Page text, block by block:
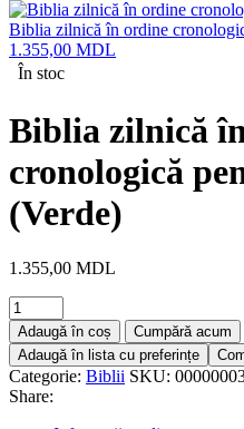
Biblia zilnică în ordine
1.355,00 MDL
În stoc
Biblia zilnică
cronologică
(Verde)
1.355,00 MDL
Adaugă în coș
Cumpără acum
Adaugă în lista cu preferințe
Categorie: Biblii SKU:
Share: